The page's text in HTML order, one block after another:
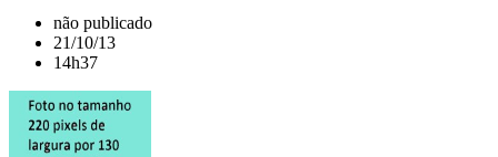
não publicado
21/10/13
14h37